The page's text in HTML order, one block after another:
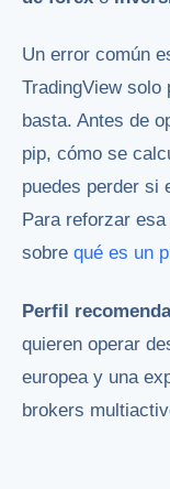
Un error común
TradingView solo
basta. Antes de
pip, cómo se
puedes perder si
Para reforzar
sobre qué es un
Perfil
quieren operar
europea y una
brokers